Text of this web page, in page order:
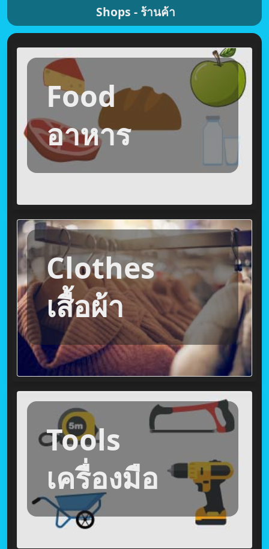
Shops - ร้านค้า
Food
อาหาร
Clothes
เสื้อผ้า
Tools
เครื่องมือ